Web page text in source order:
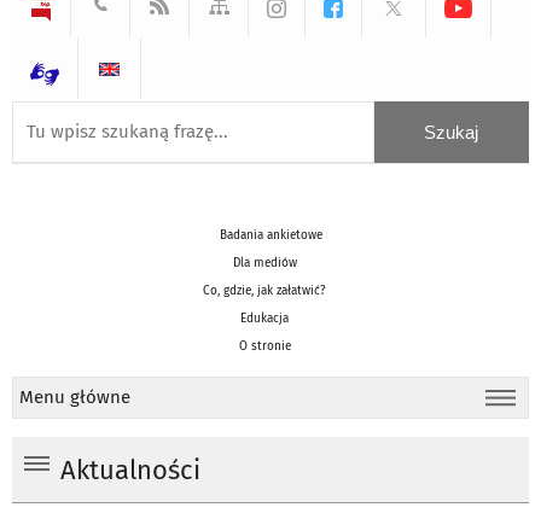
Badania ankietowe
Dla mediów
Co, gdzie, jak załatwić?
Edukacja
O stronie
Menu główne
Aktualności